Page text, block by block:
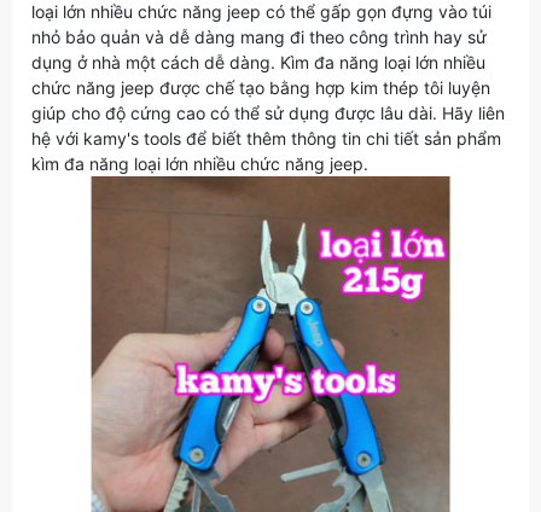
loại lớn nhiều chức năng jeep có thể gấp gọn đựng vào túi
nhỏ bảo quản và dễ dàng mang đi theo công trình hay sử
dụng ở nhà một cách dễ dàng. Kìm đa năng loại lớn nhiều
chức năng jeep được chế tạo bằng hợp kim thép tôi luyện
giúp cho độ cứng cao có thể sử dụng được lâu dài. Hãy liên
hệ với kamy's tools để biết thêm thông tin chi tiết sản phẩm
kìm đa năng loại lớn nhiều chức năng jeep.